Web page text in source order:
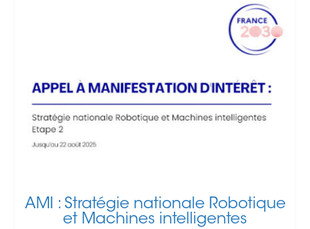
AMI : Stratégie nationale Robotique
et Machines intelligentes